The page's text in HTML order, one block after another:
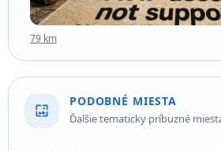
79 km
wallpaper
PODOBNÉ MIESTA
Ďalšie tematicky príbuzné